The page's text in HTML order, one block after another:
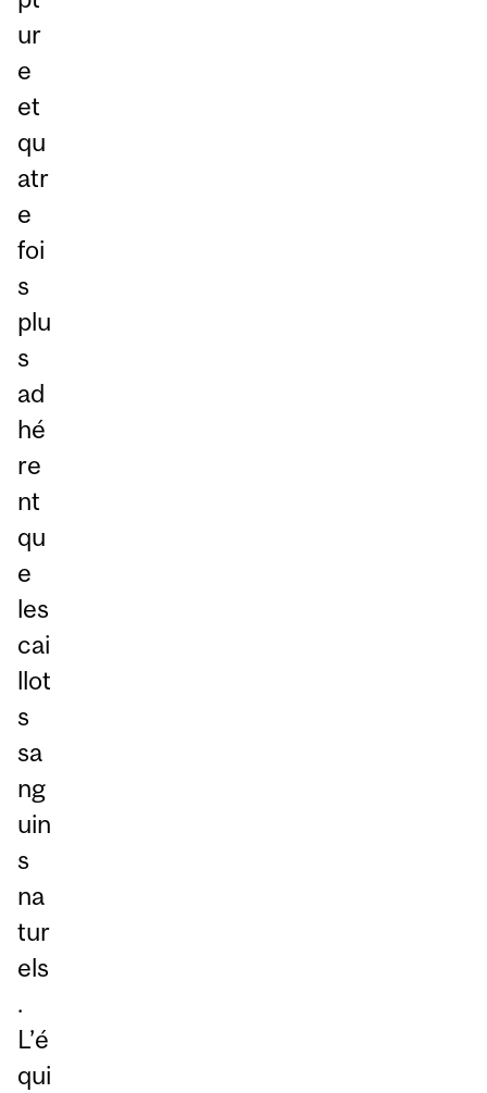
ur
e
et
qu
atr
e
foi
s
plu
s
ad
hé
re
nt
qu
e
les
cai
llot
s
sa
ng
uin
s
na
tur
els
.
L’é
qui